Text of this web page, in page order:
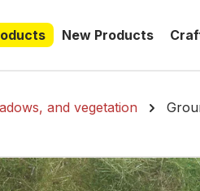
New Products
and vegetation